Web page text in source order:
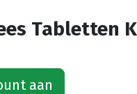
Tabletten
aan